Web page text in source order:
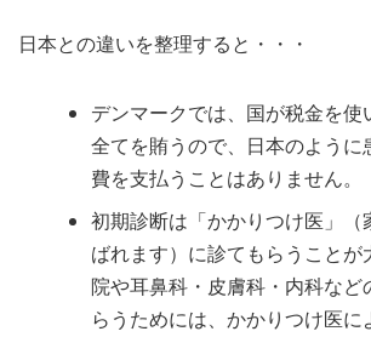
日本との違いを整理すると・・・
デンマークでは、国が税金を使
全てを賄うので、日本のように
費を支払うことはありません。
初期診断は「かかりつけ医」（
ばれます）に診てもらうことが
院や耳鼻科・皮膚科・内科など
らうためには、かかりつけ医に